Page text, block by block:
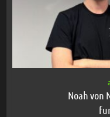
Noah von